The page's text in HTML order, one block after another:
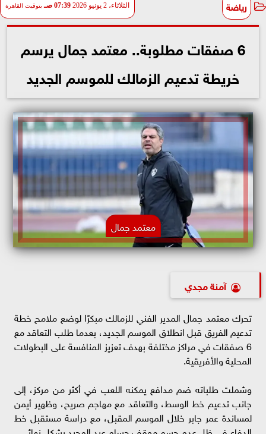
رياضة الثلاثاء، 2 يونيو 2026 07:39 صـ بتوقيت القاهرة
6 صفقات مطلوبة.. معتمد جمال يرسم
خريطة تدعيم الزمالك للموسم الجديد
معتمد جمال
آمنة مجدي
تحرك معتمد جمال المدير الفني للزمالك مبكرًا لوضع ملامح خطة
تدعيم الفريق قبل انطلاق الموسم الجديد، بعدما طلب التعاقد مع
6 صفقات في مراكز مختلفة بهدف تعزيز المنافسة على البطولات
المحلية والأفريقية.
وشملت طلباته ضم مدافع يمكنه اللعب في أكثر من مركز، إلى
جانب تدعيم خط الوسط، والتعاقد مع مهاجم صريح، وظهير أيمن
لمساندة عمر جابر خلال الموسم المقبل، مع دراسة مستقبل خط